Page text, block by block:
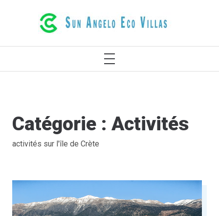
LUXUEUSES VILLAS ÉCOLOGIQUES À
RÉTHYMNON CRÈTE GRÈCE
MENU
PRIMAIRE
Catégorie : Activités
activités sur l'île de Crète